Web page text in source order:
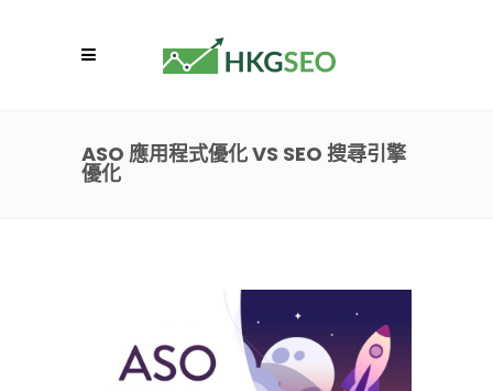
ASO 應用程式優化 VS SEO 搜尋引擎
優化